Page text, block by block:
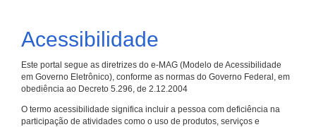
Acessibilidade
Este portal segue as diretrizes do e-MAG (Modelo de Acessibilidade
em Governo Eletrônico), conforme as normas do Governo Federal, em
obediência ao Decreto 5.296, de 2.12.2004
O termo acessibilidade significa incluir a pessoa com deficiência na
participação de atividades como o uso de produtos, serviços e